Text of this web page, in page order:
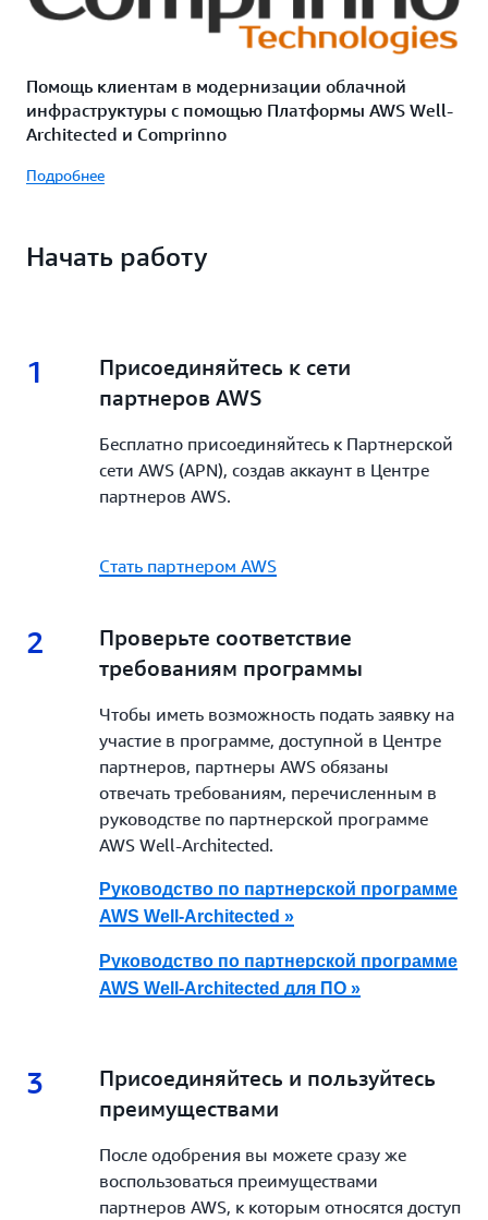
Помощь клиентам в модернизации облачной
инфраструктуры с помощью Платформы AWS Well-
Architected и Comprinno
Подробнее
Начать работу
1 1.
Присоединяйтесь к сети
партнеров AWS
Бесплатно присоединяйтесь к Партнерской
сети AWS (APN), создав аккаунт в Центре
партнеров AWS.
Стать партнером AWS
2 2.
Проверьте соответствие
требованиям программы
Чтобы иметь возможность подать заявку на
участие в программе, доступной в Центре
партнеров, партнеры AWS обязаны
отвечать требованиям, перечисленным в
руководстве по партнерской программе
AWS Well-Architected.
Руководство по партнерской программе
AWS Well‑Architected »
Руководство по партнерской программе
AWS Well-Architected для ПО »
3 3.
Присоединяйтесь и пользуйтесь
преимуществами
После одобрения вы можете сразу же
воспользоваться преимуществами
партнеров AWS, к которым относятся доступ